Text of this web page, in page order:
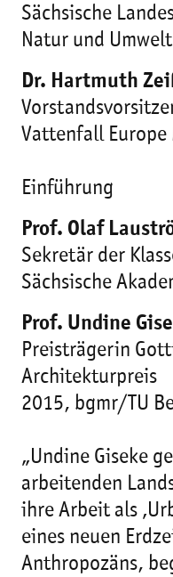
Sächsische
Natur und Umwelt
Dr. Hartmuth
Vattenfall Europe
Einführung
Prof. Olaf
Sekretär der
Sächsische
Prof. Undine
Preisträgerin
Architekturpreis
2015, bgmr/TU
„Undine Giseke
arbeitenden
ihre Arbeit als
eines neuen
Anthropozäns,